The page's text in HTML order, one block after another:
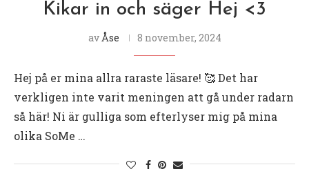
Kikar in och säger Hej <3
av Åse 8 november, 2024
Hej på er mina allra raraste läsare! 🥰 Det har
verkligen inte varit meningen att gå under radarn
så här! Ni är gulliga som efterlyser mig på mina
olika SoMe …